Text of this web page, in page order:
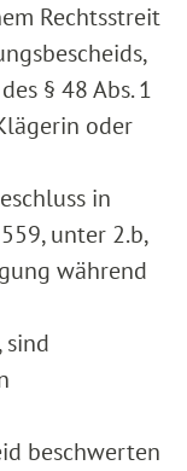
Rechtsstreit
§ 48 Abs. 1
oder
in
unter 2.b,
während
sind
beschwerten